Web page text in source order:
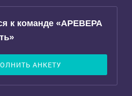
к команде «АРЕВЕРА
АНКЕТУ